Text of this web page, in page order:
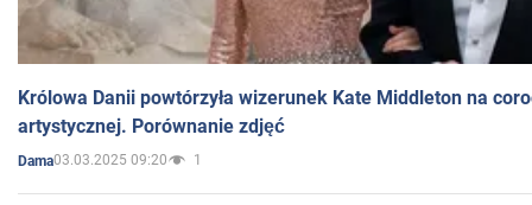
Królowa Danii powtórzyła wizerunek Kate Middleton na
artystycznej. Porównanie zdjęć
Dama03.03.2025 09:20 1